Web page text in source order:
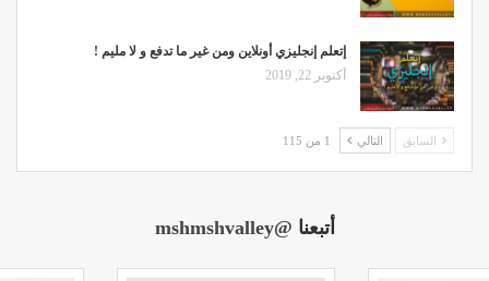
إتعلم إنجليزي أونلاين ومن غير ما تدفع و لا مليم !
أكتوبر 22, 2019
السابق التالي 1 من 115
أتبعنا @mshmshvalley